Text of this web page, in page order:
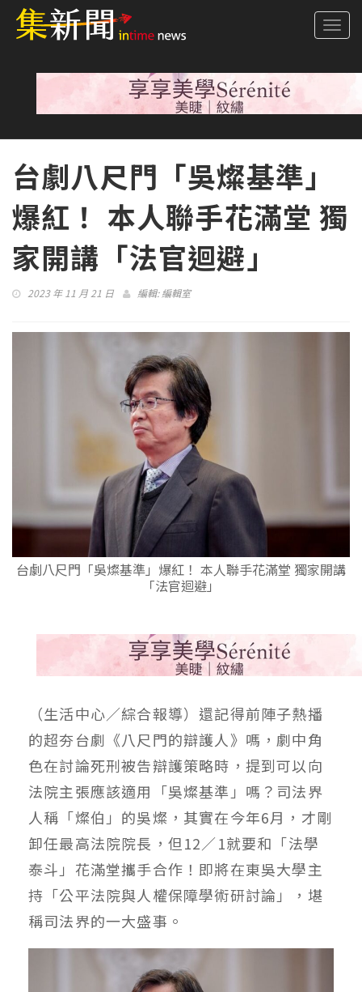
台劇八尺門「吳燦基準」
爆紅！ 本人聯手花滿堂 獨
家開講「法官迴避」
2023 年 11 月 21 日 編輯:編輯室
台劇八尺門「吳燦基準」爆紅！ 本人聯手花滿堂 獨家開講
「法官迴避」
（生活中心／綜合報導）還記得前陣子熱播
的超夯台劇《八尺門的辯護人》嗎，劇中角
色在討論死刑被告辯護策略時，提到可以向
法院主張應該適用「吳燦基準」嗎？司法界
人稱「燦伯」的吳燦，其實在今年6月，才剛
卸任最高法院院長，但12／1就要和「法學
泰斗」花滿堂攜手合作！即將在東吳大學主
持「公平法院與人權保障學術研討論」，堪
稱司法界的一大盛事。